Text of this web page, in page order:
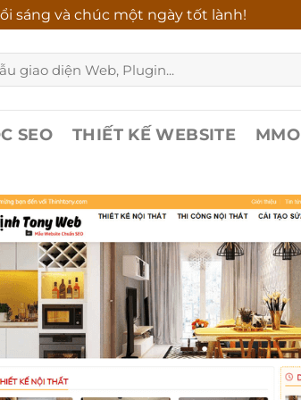
sáng và chúc một ngày tốt lành!
SEO THIẾT KẾ WEBSITE MMO